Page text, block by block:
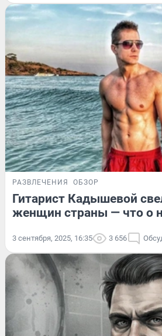
РАЗВЛЕЧЕНИЯ ОБЗОР
Гитарист Кадышевой
женщин страны — что о
3 сентября, 2025, 16:35 3 656